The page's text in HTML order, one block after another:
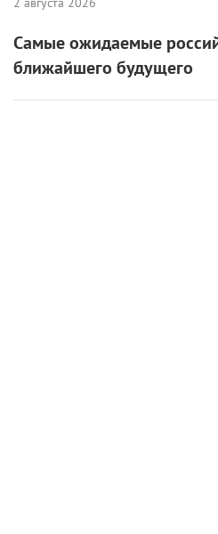
Самые ожидаемые
ближайшего будущего